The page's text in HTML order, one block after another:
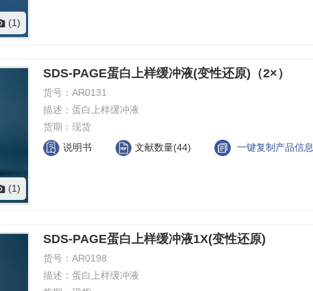
(1)
(1)
SDS-PAGE蛋白上样缓冲液(变性还原)（2×）
货号： AR0131
描述： 蛋白上样缓冲液
货期： 现货
说明书
文献数量(44) 一键复制产品信息
SDS-PAGE蛋白上样缓冲液1X(变性还原)
货号： AR0198
描述： 蛋白上样缓冲液